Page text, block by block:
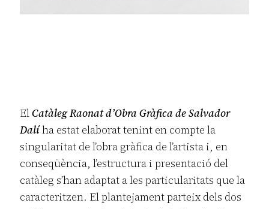
ElCatàleg Raonat d’Obra Gràfica de Salvador
Dalíha estat elaborat tenint en compte la
singularitat de l’obra gràfica de l’artista i, en
conseqüència, l’estructura i presentació del
catàleg s’han adaptat a les particularitats que la
caracteritzen. El plantejament parteix dels dos